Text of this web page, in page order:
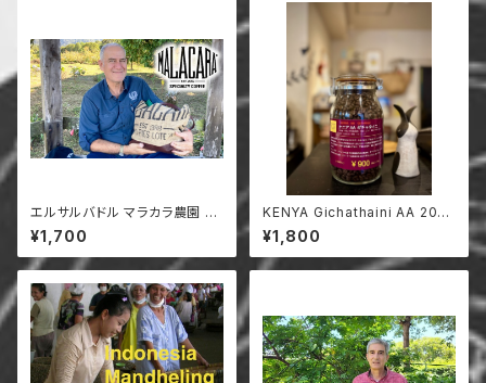
エルサルバドル マラカラ農園 ブ
ルボン ナチュラル 200g
¥1,700
KENYA Gichathaini AA 200
g
¥1,800